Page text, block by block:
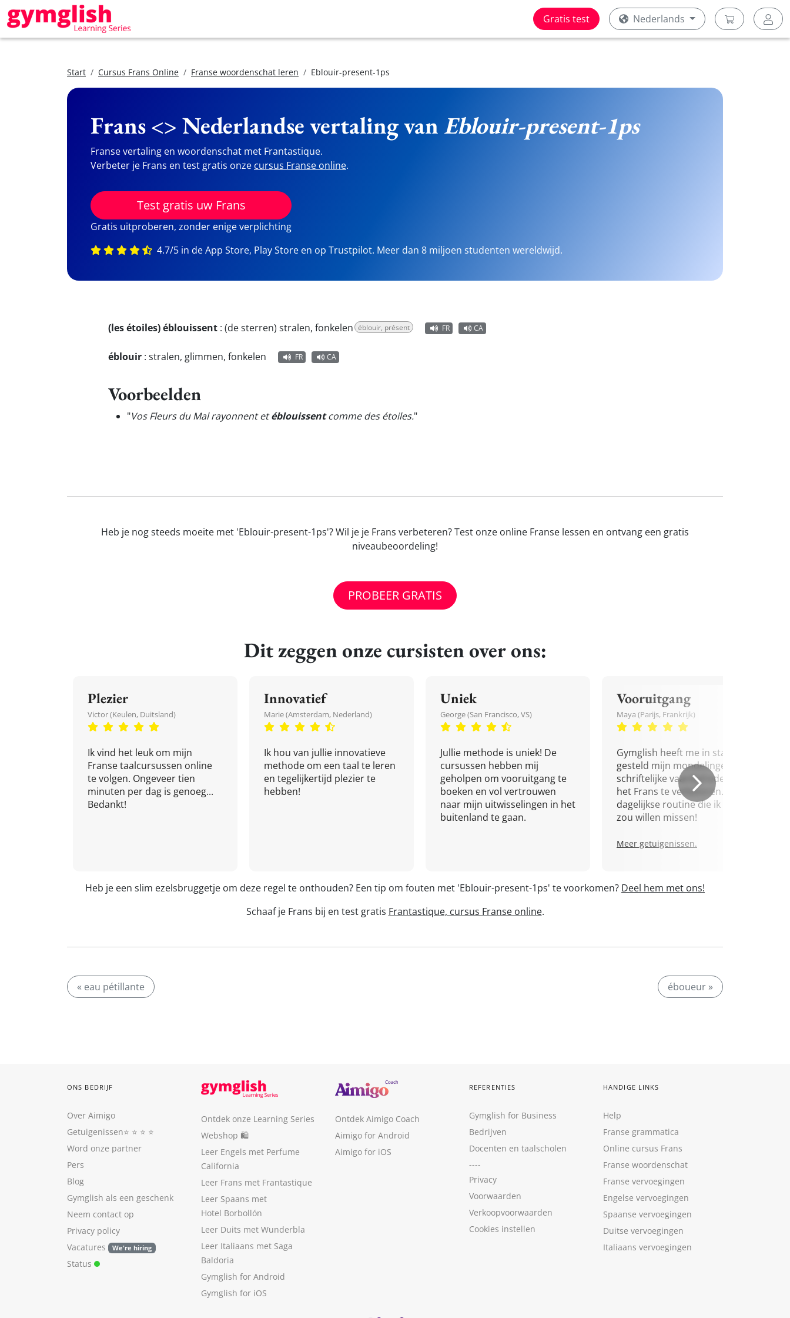
Gratis test Nederlands
Start Cursus Frans Online Franse woordenschat leren Eblouir-present-1ps
Frans <> Nederlandse vertaling van Eblouir-present-1ps
Franse vertaling en woordenschat met Frantastique.
Verbeter je Frans en test gratis onze cursus Franse online.
Test gratis uw Frans
Gratis uitproberen, zonder enige verplichting
4.7/5 in de App Store, Play Store en op Trustpilot. Meer dan 8 miljoen studenten wereldwijd.
(les étoiles) éblouissent : (de sterren) stralen, fonkelen éblouir, présent FR CA
éblouir : stralen, glimmen, fonkelen FR CA
Voorbeelden
"Vos Fleurs du Mal rayonnent etéblouissentcomme des étoiles."
Heb je nog steeds moeite met 'Eblouir-present-1ps'? Wil je je Frans verbeteren? Test onze online Franse lessen en ontvang een gratis
niveaubeoordeling!
PROBEER GRATIS
Dit zeggen onze cursisten over ons:
Plezier
Victor (Keulen, Duitsland)
Ik vind het leuk om mijn
Franse taalcursussen online
te volgen. Ongeveer tien
minuten per dag is genoeg...
Bedankt!
Innovatief
Marie (Amsterdam, Nederland)
Ik hou van jullie innovatieve
methode om een taal te leren
en tegelijkertijd plezier te
hebben!
Uniek
George (San Francisco, VS)
Jullie methode is uniek! De
cursussen hebben mij
geholpen om vooruitgang te
boeken en vol vertrouwen
naar mijn uitwisselingen in het
buitenland te gaan.
Vooruitgang
Maya (Parijs, Frankrijk)
Gymglish heeft me in staat
gesteld mijn mondelinge en
schriftelijke vaardigheden in
het Frans te verbeteren. Een
dagelijkse routine die ik niet
zou willen missen!
Meer getuigenissen.
Heb je een slim ezelsbruggetje om deze regel te onthouden? Een tip om fouten met 'Eblouir-present-1ps' te voorkomen? Deel hem met ons!
Schaaf je Frans bij en test gratis Frantastique, cursus Franse online.
« eau pétillante éboueur »
ONS BEDRIJF
Over Aimigo
Getuigenissen⭐️ ⭐️ ⭐️ ⭐️
Word onze partner
Pers
Blog
Gymglish als een geschenk
Neem contact op
Privacy policy
Vacatures
We're hiring
Status
Ontdek onze Learning Series
Webshop 🛍
Leer Engels met Perfume
California
Leer Frans met Frantastique
Leer Spaans met
Hotel Borbollón
Leer Duits met Wunderbla
Leer Italiaans met Saga
Baldoria
Gymglish for Android
Gymglish for iOS
Ontdek Aimigo Coach
Aimigo for Android
Aimigo for iOS
REFERENTIES
Gymglish for Business
Bedrijven
Docenten en taalscholen
----
Privacy
Voorwaarden
Verkoopvoorwaarden
Cookies instellen
HANDIGE LINKS
Help
Franse grammatica
Online cursus Frans
Franse woordenschat
Franse vervoegingen
Engelse vervoegingen
Spaanse vervoegingen
Duitse vervoegingen
Italiaans vervoegingen